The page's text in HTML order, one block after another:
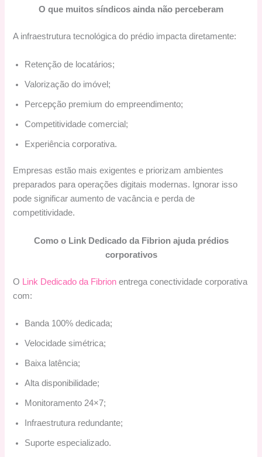
O que muitos síndicos ainda não perceberam
A infraestrutura tecnológica do prédio impacta diretamente:
Retenção de locatários;
Valorização do imóvel;
Percepção premium do empreendimento;
Competitividade comercial;
Experiência corporativa.
Empresas estão mais exigentes e priorizam ambientes
preparados para operações digitais modernas. Ignorar isso
pode significar aumento de vacância e perda de
competitividade.
Como o Link Dedicado da Fibrion ajuda prédios
corporativos
O Link Dedicado da Fibrion entrega conectividade corporativa
com:
Banda 100% dedicada;
Velocidade simétrica;
Baixa latência;
Alta disponibilidade;
Monitoramento 24×7;
Infraestrutura redundante;
Suporte especializado.